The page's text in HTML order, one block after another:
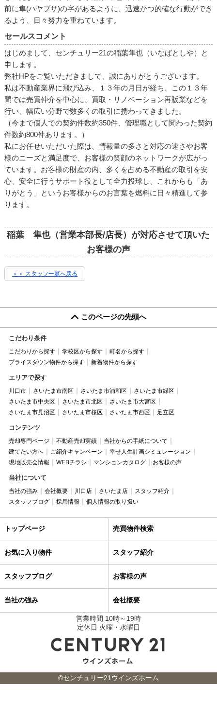
前に隼(ハヤブサ)の字があるように、迅速かつ的確な行動ができ
るよう、日々努力を重ねています。
セールスコメント
はじめまして、センチュリー21の稲葉隼也（いなばとしや）と
申します。
弊社HPをご覧いただきまして、誠にありがとうございます。
私は不動産業界に飛び込み、１３年の月日が経ち、この１３年
間では売買仲介を中心に、買取・リノベーション再販業などを
行い、幅広い分野で数多くの取引に携わってきました。
（今まで個人での契約件数約350件、管理職として関わった契約
件数約800件あります。）
私にお任せいただいた際は、情報量の多さと対応の速さやお客
様のニーズと満足度で、お客様の笑顔のネットワークが広がっ
ています。お客様の財産の内、多くを占める不動産の取引を安
心、安全に行うサポート役として全力投球し、これからも「あ
りがとう」というお客様からのお言葉を燃料に日々精進して参
ります。
稲葉 隼也（営業本部長/店長）が対応させて頂いた
お客様の声
＜＜ スタッフ一覧へ戻る
このページの先頭へ
こだわり条件
こだわりから探す 学校区から探す
町名から探す
プライスダウン物件から探す
新着物件から探す
エリアで探す
川口市 さいたま市南区 さいたま市浦和区
さいたま市緑区
さいたま市中央区
さいたま市北区
さいたま市大宮区
さいたま市見沼区
さいたま市桜区 さいたま市西区 足立区
コンテンツ
売却専門ページ 不動産売却実績
当社からの手紙について
建てたい方へ
ご紹介キャンペーン
幸せ人生計画シミュレーション
現地販売会情報
WEBチラシ マンションカタログ お客様の声
当社について
当社の強み 会社概要 川口店 さいたま店
スタッフ紹介
スタッフブログ
採用情報 個人情報の取り扱い
トップページ 売買物件検索
お気に入り物件 スタッフ紹介
スタッフブログ お客様の声
当社の強み 会社概要
営業時間 10時～19時
定休日 火曜・水曜日
©センチュリー21ウインズホーム